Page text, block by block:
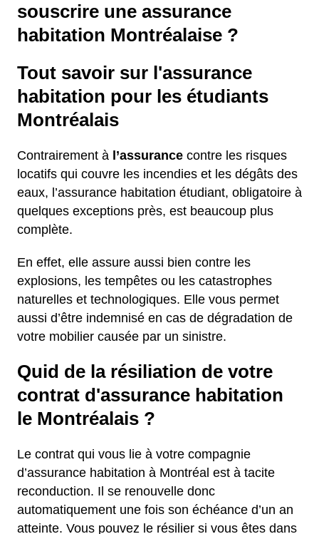
souscrire une assurance
habitation Montréalaise ?
Tout savoir sur l'assurance
habitation pour les étudiants
Montréalais
Contrairement à l’assurance contre les risques
locatifs qui couvre les incendies et les dégâts des
eaux, l’assurance habitation étudiant, obligatoire à
quelques exceptions près, est beaucoup plus
complète.
En effet, elle assure aussi bien contre les
explosions, les tempêtes ou les catastrophes
naturelles et technologiques. Elle vous permet
aussi d’être indemnisé en cas de dégradation de
votre mobilier causée par un sinistre.
Quid de la résiliation de votre
contrat d'assurance habitation
le Montréalais ?
Le contrat qui vous lie à votre compagnie
d’assurance habitation à Montréal est à tacite
reconduction. Il se renouvelle donc
automatiquement une fois son échéance d’un an
atteinte. Vous pouvez le résilier si vous êtes dans